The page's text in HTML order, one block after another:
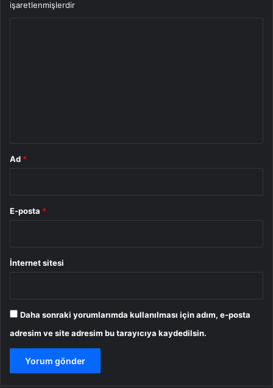
işaretlenmişlerdir
Ad *
E-posta *
İnternet sitesi
Daha sonraki yorumlarımda kullanılması için adım, e-posta
adresim ve site adresim bu tarayıcıya kaydedilsin.